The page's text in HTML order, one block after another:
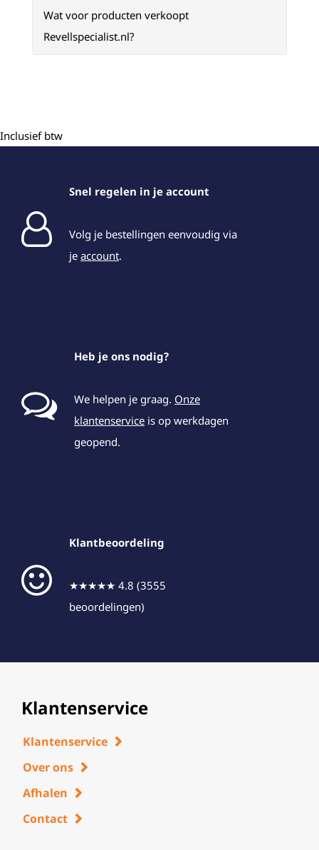
Wat voor producten verkoopt
Revellspecialist.nl?
Inclusief btw
Snel regelen in je account
Volg je bestellingen eenvoudig via
je account.
Heb je ons nodig?
We helpen je graag. Onze
klantenservice is op werkdagen
geopend.
Klantbeoordeling
★★★★★ 4.8 (3555
beoordelingen)
Klantenservice
Klantenservice
Over ons
Afhalen
Contact